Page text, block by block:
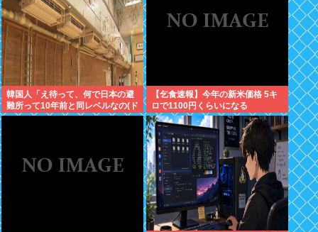
韓国人「え待って、何で日本の避
難所って10年前と同レベルなの(ド
ン引き
【乞食速報】今年の新米価格 5キ
ロで1100円くらいになる